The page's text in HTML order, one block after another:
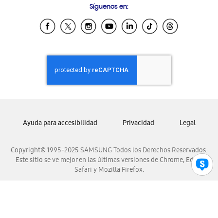
Samsung Ecuador
Samsung El Salvador
Samsung Honduras
Samsung Nicaragua
Samsung Panamá
Samsung Venezuela
Síguenos en:
Copyright© 1995-2025 SAMSUNG Todos los Derechos Reservados.
Este sitio se ve mejor en las últimas versiones de Chrome, Edge,
Safari y Mozilla Firefox.
Ayuda para accesibilidad Privacidad Legal